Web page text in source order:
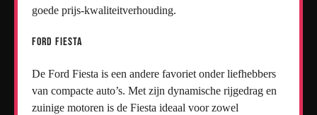
goede prijs-kwaliteitverhouding.
Ford Fiesta
De Ford Fiesta is een andere favoriet onder liefhebbers
van compacte auto’s. Met zijn dynamische rijgedrag en
zuinige motoren is de Fiesta ideaal voor zowel